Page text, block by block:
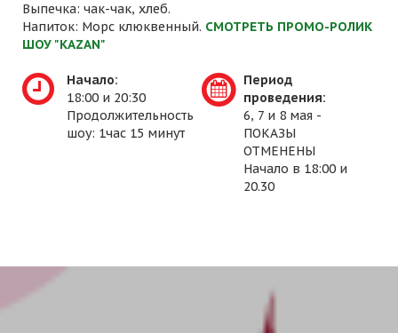
Выпечка: чак-чак, хлеб.
Напиток: Морс клюквенный. СМОТРЕТЬ ПРОМО-РОЛИК
ШОУ "KAZAN"
Начало:
18:00 и 20:30
Продолжительность
шоу: 1час 15 минут
Период
проведения:
6, 7 и 8 мая -
ПОКАЗЫ
ОТМЕНЕНЫ
Начало в 18:00 и
20.30